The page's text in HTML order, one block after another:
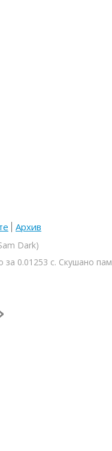
Архив
Dark)
0.01253 с. Скушано